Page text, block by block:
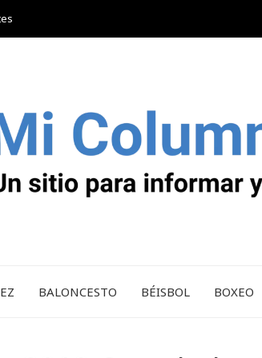
BALONCESTO BÉISBOL BOXEO